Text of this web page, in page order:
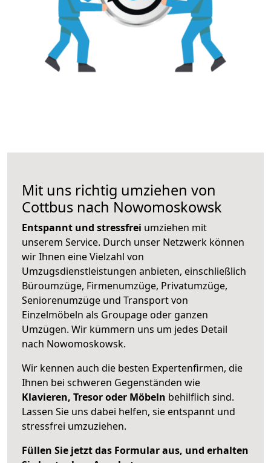
Mit uns richtig umziehen von
Cottbus nach Nowomoskowsk
Entspannt und stressfrei umziehen mit
unserem Service. Durch unser Netzwerk können
wir Ihnen eine Vielzahl von
Umzugsdienstleistungen anbieten, einschließlich
Büroumzüge, Firmenumzüge, Privatumzüge,
Seniorenumzüge und Transport von
Einzelmöbeln als Groupage oder ganzen
Umzügen. Wir kümmern uns um jedes Detail
nach Nowomoskowsk.
Wir kennen auch die besten Expertenfirmen, die
Ihnen bei schweren Gegenständen wie
Klavieren, Tresor oder Möbeln behilflich sind.
Lassen Sie uns dabei helfen, sie entspannt und
stressfrei umzuziehen.
Füllen Sie jetzt das Formular aus, und erhalten